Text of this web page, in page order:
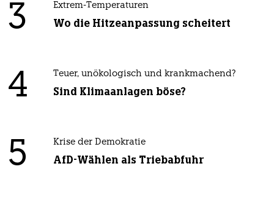
3 Extrem-Temperaturen
Wo die Hitzeanpassung scheitert
4 Teuer, unökologisch und krankmachend?
Sind Klimaanlagen böse?
5 Krise der Demokratie
AfD-Wählen als Triebabfuhr